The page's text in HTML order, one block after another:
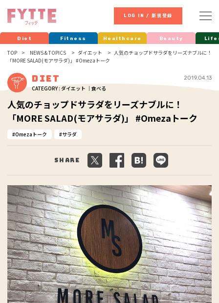
LOG IN / 新規登録
Diet Fitness Healthcare Beauty
TOP NEWS & TOPICS ダイエット
人気のチョップドサラダをリーズナブルに！
「MORE SALAD(モアサラダ)」 #Omezaトーク
Diet
CATEGORY : ダイエット ｜食べる
2019.04.13
人気のチョップドサラダをリーズナブルに！
「MORE SALAD(モアサラダ)」 #Omezaトーク
Omezaトーク サラダ
Share